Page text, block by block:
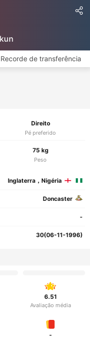
Recorde de transferência
Direito
Pé preferido
75 kg
Peso
Inglaterra，Nigéria
Doncaster
-
30(06-11-1996)
6.51
Avaliação média
-